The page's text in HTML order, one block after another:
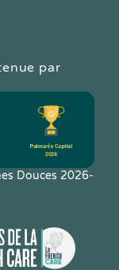
par
Douces 2026-